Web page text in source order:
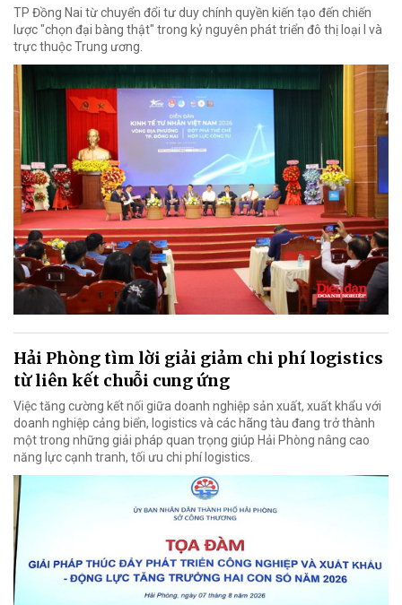
TP Đồng Nai từ chuyển đổi tư duy chính quyền kiến tạo đến chiến
lược "chọn đại bàng thật" trong kỷ nguyên phát triển đô thị loại I và
trực thuộc Trung ương.
Hải Phòng tìm lời giải giảm chi phí logistics
từ liên kết chuỗi cung ứng
Việc tăng cường kết nối giữa doanh nghiệp sản xuất, xuất khẩu với
doanh nghiệp cảng biển, logistics và các hãng tàu đang trở thành
một trong những giải pháp quan trọng giúp Hải Phòng nâng cao
năng lực cạnh tranh, tối ưu chi phí logistics.